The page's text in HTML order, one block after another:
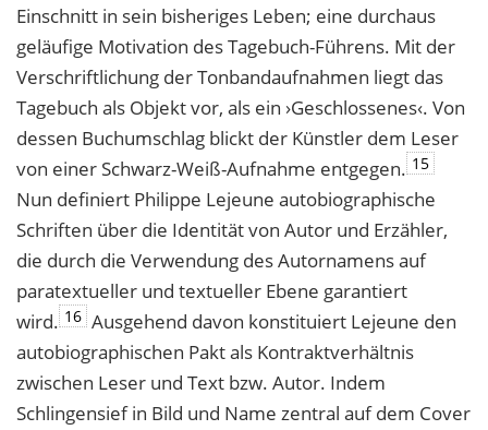
Einschnitt in sein bisheriges Leben; eine durchaus
geläufige Motivation des Tagebuch-Führens. Mit der
Verschriftlichung der Tonbandaufnahmen liegt das
Tagebuch als Objekt vor, als ein ›Geschlossenes‹. Von
dessen Buchumschlag blickt der Künstler dem Leser
von einer Schwarz-Weiß-Aufnahme entgegen. 15
Nun definiert Philippe Lejeune autobiographische
Schriften über die Identität von Autor und Erzähler,
die durch die Verwendung des Autornamens auf
paratextueller und textueller Ebene garantiert
wird. 16 Ausgehend davon konstituiert Lejeune den
autobiographischen Pakt als Kontraktverhältnis
zwischen Leser und Text bzw. Autor. Indem
Schlingensief in Bild und Name zentral auf dem Cover